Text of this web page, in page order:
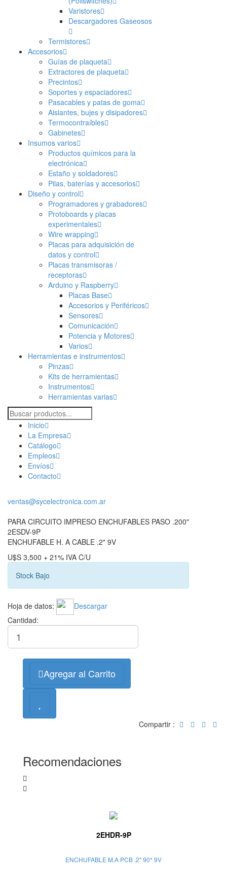
Varistores
Descargadores Gaseosos
Termistores
Accesorios
Guías de plaqueta
Extractores de plaqueta
Precintos
Soportes y espaciadores
Pasacables y patas de goma
Aislantes, bujes y disipadores
Termocontraíbles
Gabinetes
Insumos varios
Productos químicos para la
electrónica
Estaño y soldadores
Pilas, baterías y accesorios
Diseño y control
Programadores y grabadores
Protoboards y placas
experimentales
Wire wrapping
Placas para adquisición de
datos y control
Placas transmisoras /
receptoras
Arduino y Raspberry
Placas Base
Accesorios y Periféricos
Sensores
Comunicación
Potencia y Motores
Varios
Herramientas e instrumentos
Pinzas
Kits de herramientas
Instrumentos
Herramientas varias
Inicio
La Empresa
Catálogo
Empleos
Envíos
Contacto
ventas@sycelectronica.com.ar
PARA CIRCUITO IMPRESO ENCHUFABLES PASO .200"
2ESDV-9P
ENCHUFABLE H. A CABLE .2" 9V
U$S 3,500 + 21% IVA C/U
Stock Bajo
Hoja de datos:
Descargar
Cantidad:
Agregar al Carrito
Compartir :
Recomendaciones
2EHDR-9P
ENCHUFABLE M.A PCB .2" 90* 9V